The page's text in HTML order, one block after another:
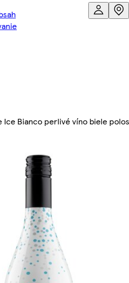
Ice Bianco perlivé víno biele